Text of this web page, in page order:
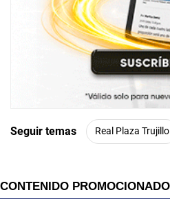
Seguir temas Real Plaza Trujillo